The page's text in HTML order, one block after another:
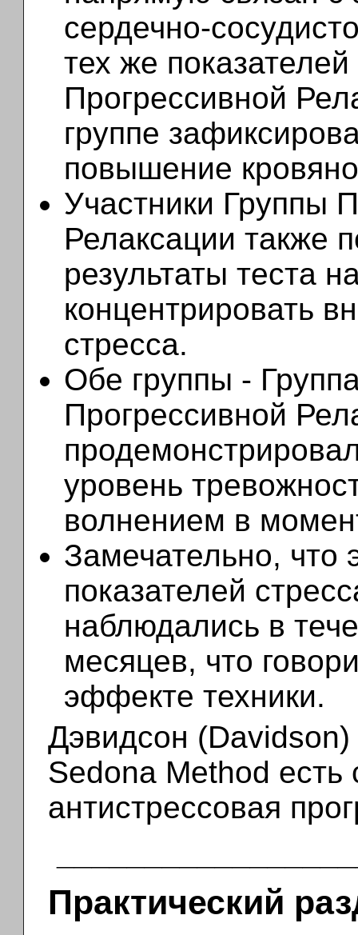
сердечно-
тех же
Прогрессивной
группе
повышение
Участники Группы
Релаксации также
результаты теста
концентрировать
стресса.
Обе группы -
Прогрессивной
уровень
волнением в
Замечательно, что
показателей
наблюдались в
месяцев, что
эффекте техники.
Дэвидсон
Sedona Method
антистрессовая
Практический